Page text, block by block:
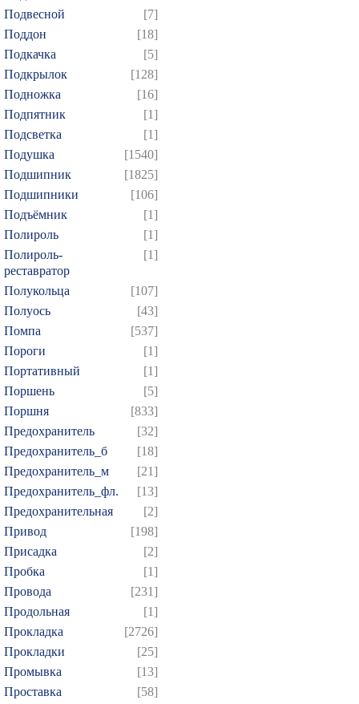
Подвесной
[7]
Поддон
[18]
Подкачка
[5]
Подкрылок
[128]
Подножка
[16]
Подпятник
[1]
Подсветка
[1]
Подушка
[1540]
Подшипник
[1825]
Подшипники
[106]
Подъёмник
[1]
Полироль
[1]
Полироль-
реставратор
[1]
Полукольца
[107]
Полуось
[43]
Помпа
[537]
Пороги
[1]
Портативный
[1]
Поршень
[5]
Поршня
[833]
Предохранитель
[32]
Предохранитель_б
[18]
Предохранитель_м
[21]
Предохранитель_фл.
[13]
Предохранительная
[2]
Привод
[198]
Присадка
[2]
Пробка
[1]
Провода
[231]
Продольная
[1]
Прокладка
[2726]
Прокладки
[25]
Промывка
[13]
Проставка
[58]